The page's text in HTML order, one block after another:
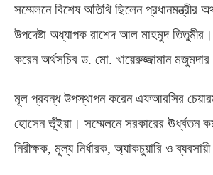
সম্মেলনে বিশেষ অতিথি ছিলেন প্রধানমন্ত্রীর
উপদেষ্টা অধ্যাপক রাশেদ আল মাহমুদ
করেন অর্থসচিব ড. মো. খায়েরুজ্জামান
মূল প্রবন্ধ উপস্থাপন করেন এফআরসির
হোসেন ভূঁইয়া। সম্মেলনে সরকারের ঊর্ধ্বতন
নিরীক্ষক, মূল্য নির্ধারক, অ্যাকচুয়ারি ও